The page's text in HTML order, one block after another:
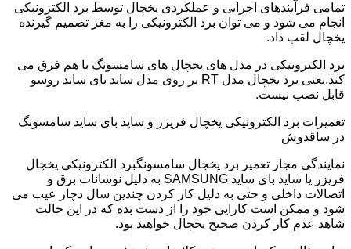
تمامی فرآیندهای اجرایی و عملکردی یخچال توسط برد الکترونیکی
انجام می شود و می توان برد الکترونیکی را به مغز تصمیم گیرنده
یخچال لقب داد.
برد الکترونیکی در مدل های یخچال های سامسونگ با هم فرق می
کند.یعنی برد یخچال مدل RT بر روی مدل ساید بای ساید روسو
قابل نصب نیست.
تعمیرات برد الکترونیکی یخچال فریزر و ساید بای ساید سامسونگ
در ساقدوش
نمایندگی مجاز تعمیر برد یخچال سامسونگبرد الکترونیکی یخچال
فریزر یا ساید بای ساید SAMSUNG به دلیل نوسانات برق و
اتصالات داخلی و حتی به دلیل کار کردن چندین سال دچار عیب می
شود و ممکن است کارایی خود را از دست بده که در این حالت
شاهد عدم کار کردن صحیح یخچال خواهید بود.